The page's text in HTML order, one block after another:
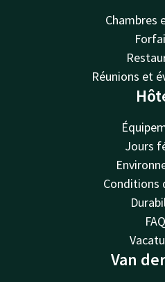
Chambres
Réunions et
Jours
Conditions
FAQ
Van